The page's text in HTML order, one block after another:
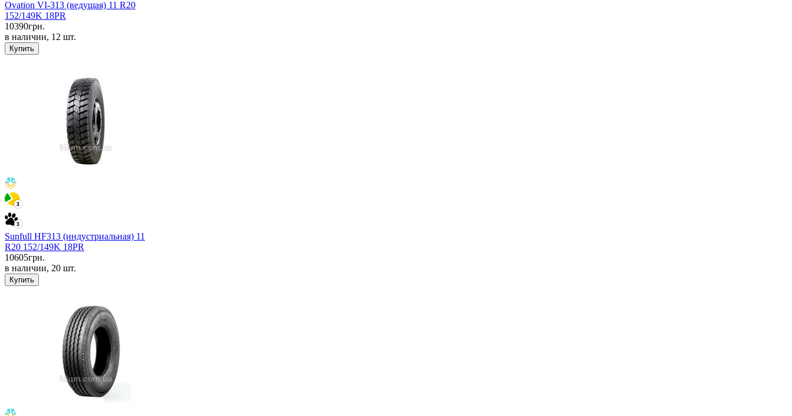
Ovation VI-313 (ведущая) 11 R20
152/149K 18PR
10390грн.
в наличии, 12 шт.
Купить
Sunfull HF313 (индустриальная) 11
R20 152/149K 18PR
10605грн.
в наличии, 20 шт.
Купить